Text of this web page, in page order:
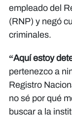
empleado del
(RNP) y negó
criminales.
“Aquí estoy
pertenezco a
Registro
no sé por qué
buscar a la